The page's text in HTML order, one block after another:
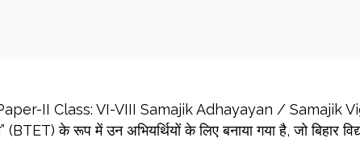
II Class: VI-VIII Samajik Adhayayan / Samajik
के रूप में उन अभियर्थियों के लिए बनाया गया है, जो बिहार